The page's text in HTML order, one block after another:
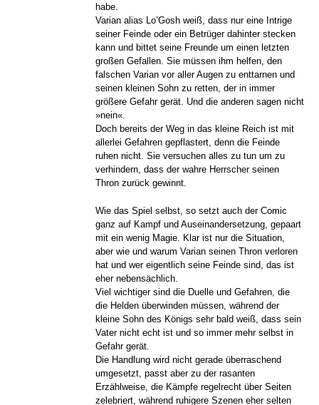
habe.
Varian alias Lo’Gosh weiß, dass nur eine Intrige
seiner Feinde oder ein Betrüger dahinter stecken
kann und bittet seine Freunde um einen letzten
großen Gefallen. Sie müssen ihm helfen, den
falschen Varian vor aller Augen zu enttarnen und
seinen kleinen Sohn zu retten, der in immer
größere Gefahr gerät. Und die anderen sagen nicht
»nein«.
Doch bereits der Weg in das kleine Reich ist mit
allerlei Gefahren gepflastert, denn die Feinde
ruhen nicht. Sie versuchen alles zu tun um zu
verhindern, dass der wahre Herrscher seinen
Thron zurück gewinnt.
Wie das Spiel selbst, so setzt auch der Comic
ganz auf Kampf und Auseinandersetzung, gepaart
mit ein wenig Magie. Klar ist nur die Situation,
aber wie und warum Varian seinen Thron verloren
hat und wer eigentlich seine Feinde sind, das ist
eher nebensächlich.
Viel wichtiger sind die Duelle und Gefahren, die
die Helden überwinden müssen, während der
kleine Sohn des Königs sehr bald weiß, dass sein
Vater nicht echt ist und so immer mehr selbst in
Gefahr gerät.
Die Handlung wird nicht gerade überraschend
umgesetzt, passt aber zu der rasanten
Erzählweise, die Kämpfe regelrecht über Seiten
zelebriert, während ruhigere Szenen eher selten